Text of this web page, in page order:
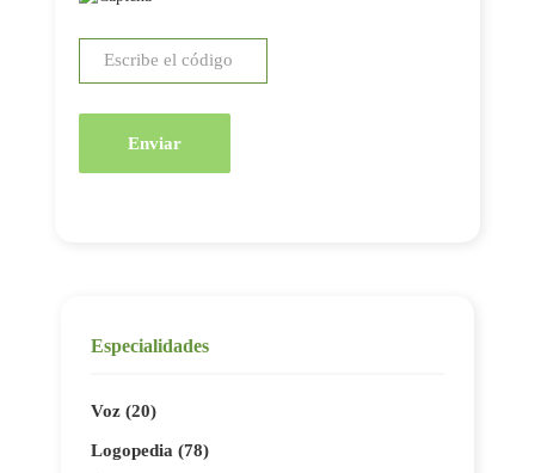
Enviar
Especialidades
Voz (20)
Logopedia (78)